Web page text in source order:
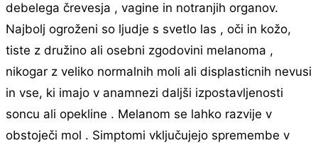
debelega črevesja , vagine in notranjih organov.
Najbolj ogroženi so ljudje s svetlo las , oči in kožo,
tiste z družino ali osebni zgodovini melanoma ,
nikogar z veliko normalnih moli ali displasticnih nevusi
in vse, ki imajo v anamnezi daljši izpostavljenosti
soncu ali opekline . Melanom se lahko razvije v
obstoječi mol . Simptomi vključujejo spremembe v